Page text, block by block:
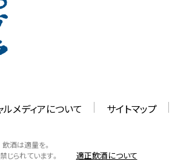
ルメディアについて サイトマップ
酒は適量を。
じられています。
適正飲酒について